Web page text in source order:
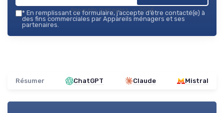
Appareils ménagers — 2026
* En remplissant ce formulaire, j’accepte d’être contacté(e) à
des fins commerciales par Appareils ménagers et ses
partenaires.
Résumer ChatGPT Claude Mistral